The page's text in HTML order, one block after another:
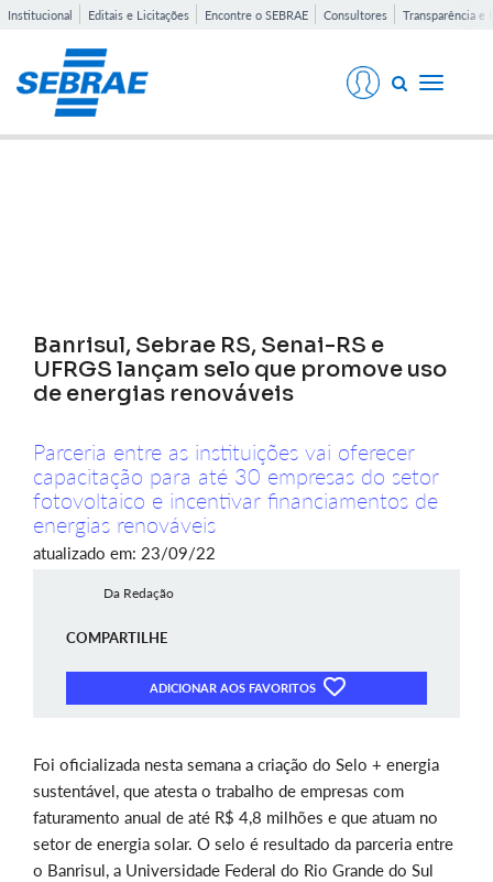
Institucional Editais e Licitações Encontre o SEBRAE Consultores Transparência e
Toggle
Banrisul, Sebrae RS, Senai-RS e
UFRGS lançam selo que promove uso
de energias renováveis
Parceria entre as instituições vai oferecer
capacitação para até 30 empresas do setor
fotovoltaico e incentivar financiamentos de
energias renováveis
atualizado em: 23/09/22
Da Redação
COMPARTILHE
ADICIONAR AOS FAVORITOS
Foi oficializada nesta semana a criação do Selo + energia
sustentável, que atesta o trabalho de empresas com
faturamento anual de até R$ 4,8 milhões e que atuam no
setor de energia solar. O selo é resultado da parceria entre
o Banrisul, a Universidade Federal do Rio Grande do Sul